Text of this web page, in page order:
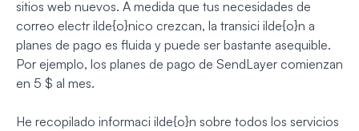
sitios web nuevos. A medida que tus necesidades de
correo electr ilde{o}nico crezcan, la transici ilde{o}n a
planes de pago es fluida y puede ser bastante asequible.
Por ejemplo, los planes de pago de SendLayer comienzan
en 5 $ al mes.
He recopilado informaci ilde{o}n sobre todos los servicios